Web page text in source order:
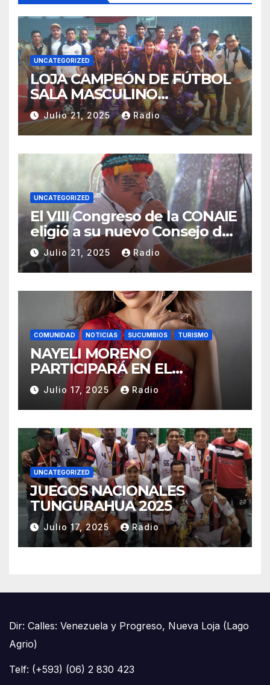
UNCATEGORIZED
LOJA CAMPEÓN DE FÚTBOL
SALA MASCULINO
TUNGURAHUA 2025.
Julio 21, 2025 Radio
UNCATEGORIZED
El VIII Congreso de la CONAIE
eligió a su nuevo Consejo de
Gobierno de la CONAIE 2025–
2028.
Julio 21, 2025 Radio
COMUNIDAD NOTICIAS SUCUMBIOS TURISMO
NAYELI MORENO
PARTICIPARÁ EN EL
REINADO NACIONAL DEL
CAFÉ LA TOQUILLA 2025 EN
REPRESENTACIÓN DE
SUCUMBÍOS
Julio 17, 2025 Radio
UNCATEGORIZED
JUEGOS NACIONALES
TUNGURAHUA 2025
Julio 17, 2025 Radio
Dir: Calles: Venezuela y Progreso, Nueva Loja (Lago
Agrio)
Telf: (+593) (06) 2 830 423